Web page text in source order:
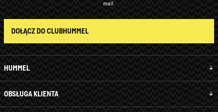
HUMMEL
OBSŁUGA KLIENTA
mail.
DOŁĄCZ DO CLUBHUMMEL